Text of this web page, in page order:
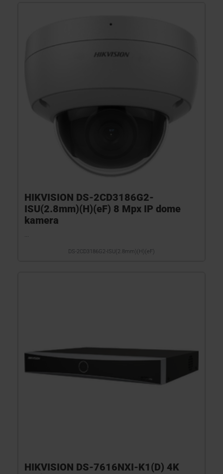
HIKVISION DS-2CD3186G2-
ISU(2.8mm)(H)(eF) 8 Mpx IP dome
kamera
DS-2CD3186G2-ISU(2.8mm)(H)(eF)
HIKVISION DS-7616NXI-K1(D) 4K